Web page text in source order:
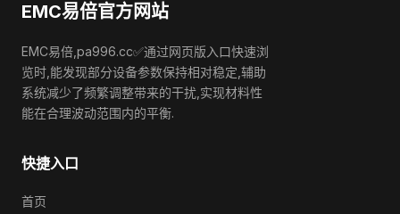
EMC易倍官方网站
EMC易倍,pa996.cc✅通过网页版入口快速浏
览时,能发现部分设备参数保持相对稳定,辅助
系统减少了频繁调整带来的干扰,实现材料性
能在合理波动范围内的平衡.
快捷入口
首页